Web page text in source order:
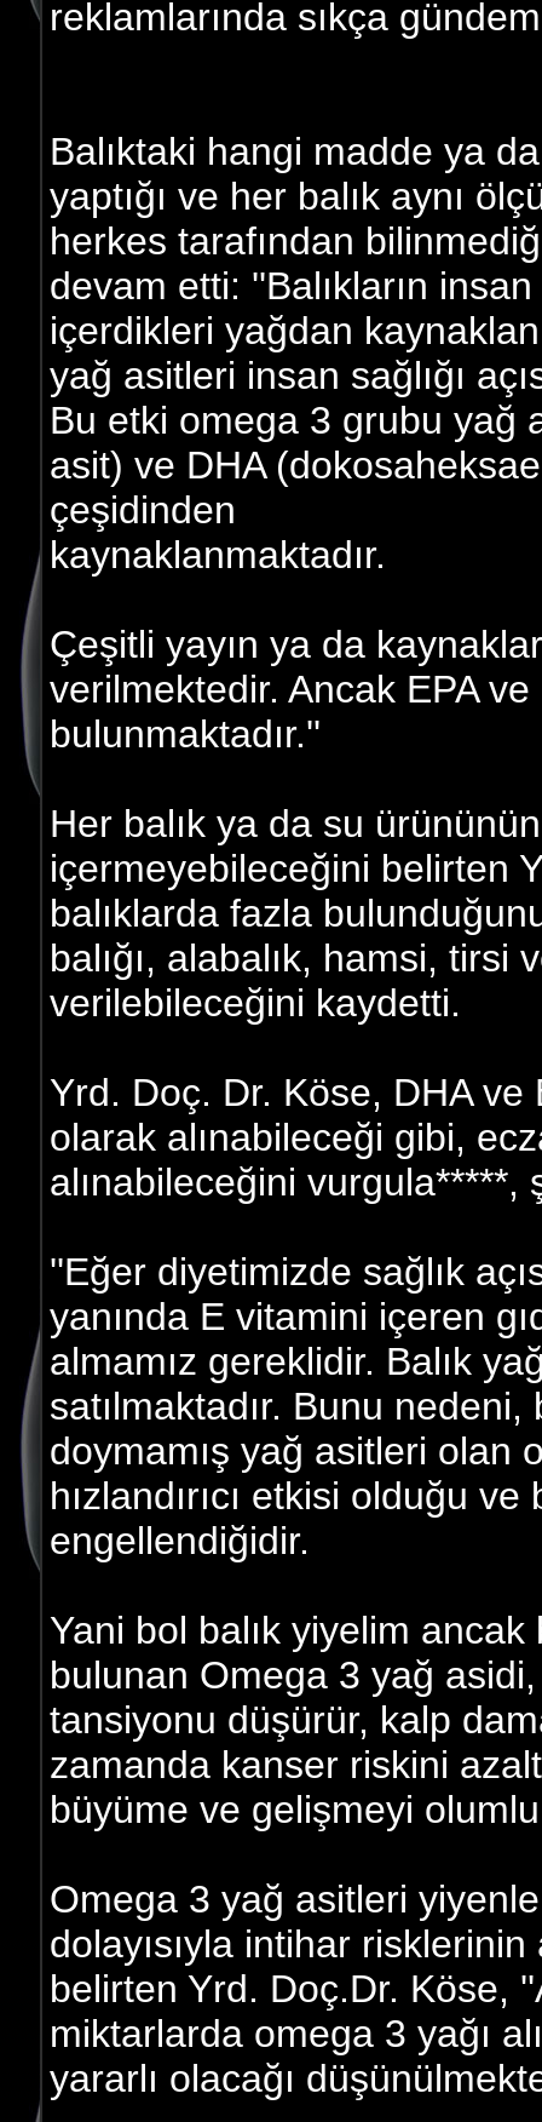
reklamlarında sıkça
Balıktaki hangi madde ya
yaptığı ve her balık aynı
herkes tarafından
devam etti: ''Balıkların
içerdikleri yağdan
yağ asitleri insan sağlığı
Bu etki omega 3 grubu yağ
asit) ve DHA
çeşidinden
kaynaklanmaktadır.
Çeşitli yayın ya da
verilmektedir. Ancak EPA
bulunmaktadır.''
Her balık ya da su
içermeyebileceğini belirten
balıklarda fazla
balığı, alabalık, hamsi, tirsi
verilebileceğini kaydetti.
Yrd. Doç. Dr. Köse, DHA ve
olarak alınabileceği gibi,
alınabileceğini vurgula*****,
''Eğer diyetimizde sağlık
yanında E vitamini içeren
almamız gereklidir. Balık
satılmaktadır. Bunu
doymamış yağ asitleri olan
hızlandırıcı etkisi olduğu
engellendiğidir.
Yani bol balık yiyelim
bulunan Omega 3 yağ
tansiyonu düşürür, kalp
zamanda kanser riskini
büyüme ve gelişmeyi
Omega 3 yağ asitleri
dolayısıyla intihar
belirten Yrd. Doç.Dr. Köse,
miktarlarda omega 3 yağı
yararlı olacağı